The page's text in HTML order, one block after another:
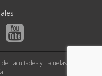
Facultades y Escuelas de